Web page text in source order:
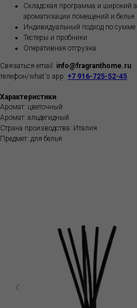
Складская программа и широкий
ароматизации помещений и белья
Индивидуальный подход по
Тестеры и пробники
Оперативная отгрузка
Связаться email: info@fragranthome.ru
телефон/what`s app: +7 916-725-52-45
Характеристики
Аромат: цветочный
Аромат: альдегидный
Страна производства: Италия
Предмет: для белья